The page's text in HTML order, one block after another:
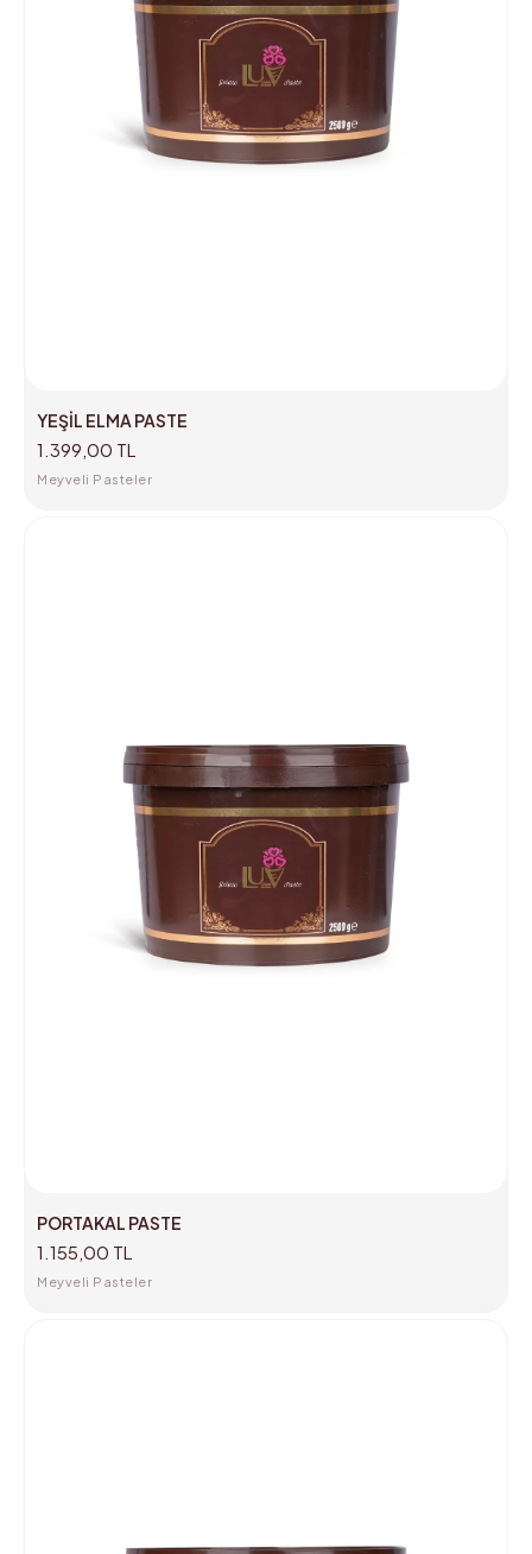
YEŞİL ELMA PASTE
1.399,00 TL
Meyveli Pasteler
PORTAKAL PASTE
1.155,00 TL
Meyveli Pasteler